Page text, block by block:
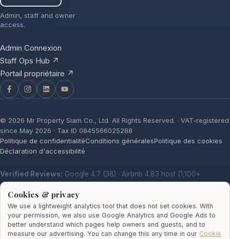
Admin, staff and owner
access.
Admin Connexion
Staff Ops Hub ↗
Portail propriétaire ↗
© 2026 Mr Property Siam Co., Ltd. All Rights Reserved. · VAT-registered
since May 2026 · Tax ID 0845566025288
Politique de confidentialitéConditions généralesPolitique des cookies
Déclaration d'accessibilité
Verified Reviews: Google 4.7 (38) · Airbnb 4.83 host (1,100+
reviews)
Cookies & privacy
We use a lightweight analytics tool that does not set cookies. With
your permission, we also use Google Analytics and Google Ads to
better understand which pages help owners and guests, and to
measure our advertising. You can change this any time in our Cookie